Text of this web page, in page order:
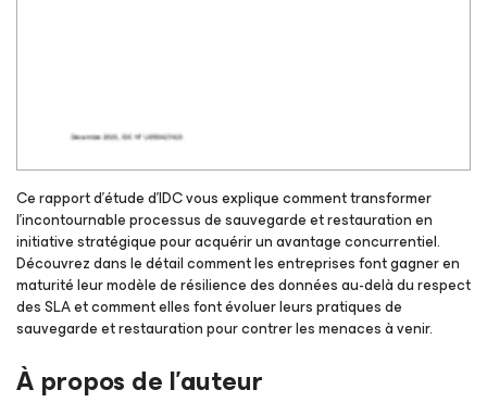
Ce rapport d’étude d’IDC vous explique comment transformer
l’incontournable processus de sauvegarde et restauration en
initiative stratégique pour acquérir un avantage concurrentiel.
Découvrez dans le détail comment les entreprises font gagner en
maturité leur modèle de résilience des données au-delà du respect
des SLA et comment elles font évoluer leurs pratiques de
sauvegarde et restauration pour contrer les menaces à venir.
À propos de l’auteur